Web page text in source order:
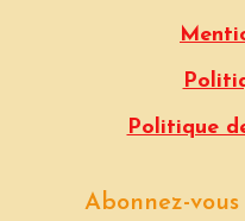
Politique
Abonnez-